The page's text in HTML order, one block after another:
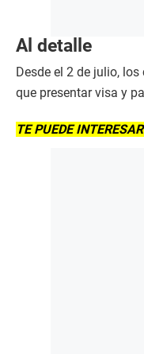
Al detalle
Desde el 2 de julio,
que presentar visa y
TE PUEDE